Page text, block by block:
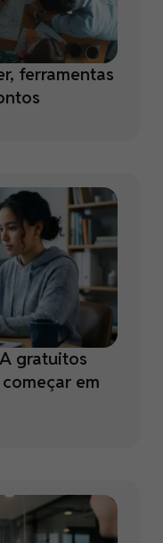
ferramentas
gratuitos
em